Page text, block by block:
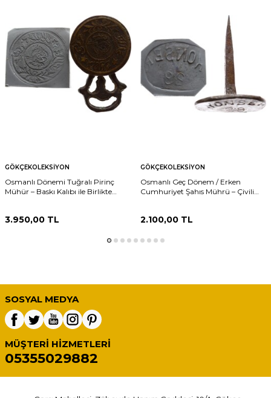
GÖKÇEKOLEKSIYON
Osmanlı Dönemi Tuğralı Pirinç
Mühür – Baskı Kalıbı ile Birlikte
3.950,00 TL
GÖKÇEKOLEKSIYON
Osmanlı Geç Dönem / Erken
Cumhuriyet Şahıs Mührü – Çivili
2.100,00TL
SOSYAL MEDYA
MÜŞTERI HIZMETLERI
05355029882